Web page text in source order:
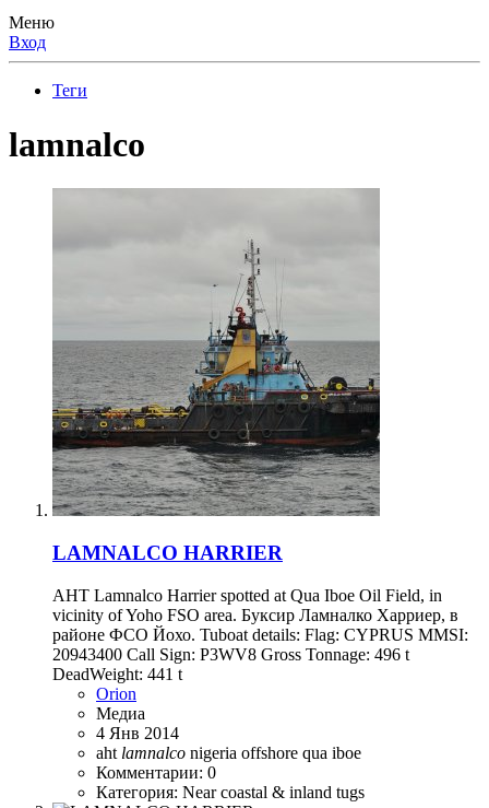
Меню
Вход
Теги
lamnalco
LAMNALCO HARRIER
AHT Lamnalco Harrier spotted at Qua Iboe Oil Field, in
vicinity of Yoho FSO area. Буксир Ламналко Харриер, в
районе ФСО Йохо. Tuboat details: Flag: CYPRUS MMSI:
20943400 Call Sign: P3WV8 Gross Tonnage: 496 t
DeadWeight: 441 t
Orion
Медиа
4 Янв 2014
aht lamnalco nigeria offshore qua iboe
Комментарии: 0
Категория: Near coastal & inland tugs